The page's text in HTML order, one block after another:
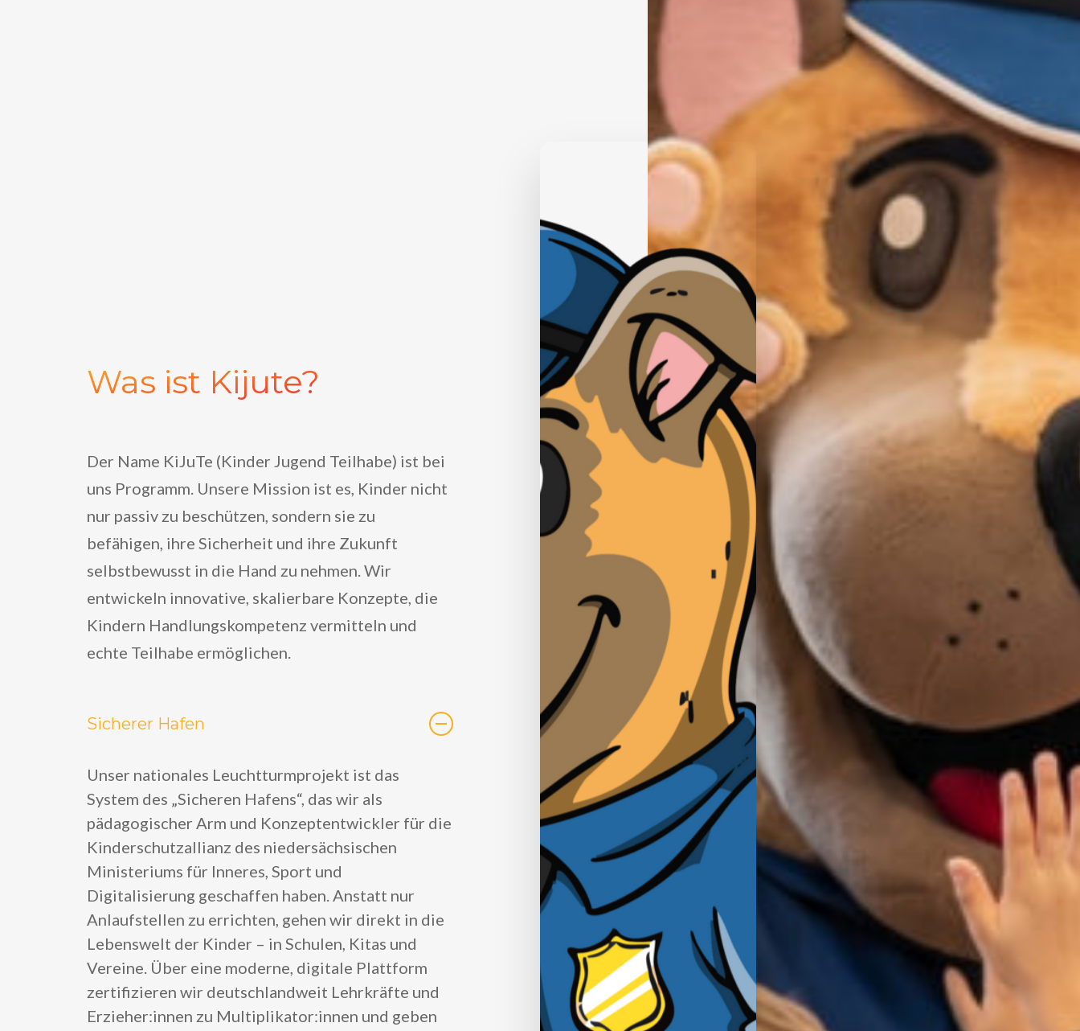
Was ist Kijute?
Der Name KiJuTe (Kinder Jugend Teilhabe) ist bei
uns Programm. Unsere Mission ist es, Kinder nicht
nur passiv zu beschützen, sondern sie zu
befähigen, ihre Sicherheit und ihre Zukunft
selbstbewusst in die Hand zu nehmen. Wir
entwickeln innovative, skalierbare Konzepte, die
Kindern Handlungskompetenz vermitteln und
echte Teilhabe ermöglichen.
Sicherer Hafen
Unser nationales Leuchtturmprojekt ist das
System des „Sicheren Hafens“, das wir als
pädagogischer Arm und Konzeptentwickler für die
Kinderschutzallianz des niedersächsischen
Ministeriums für Inneres, Sport und
Digitalisierung geschaffen haben. Anstatt nur
Anlaufstellen zu errichten, gehen wir direkt in die
Lebenswelt der Kinder – in Schulen, Kitas und
Vereine. Über eine moderne, digitale Plattform
zertifizieren wir deutschlandweit Lehrkräfte und
Erzieher:innen zu Multiplikator:innen und geben